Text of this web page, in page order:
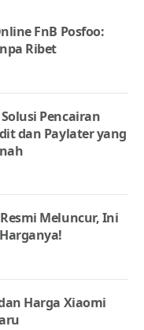
FnB Posfoo:
Ribet
Pencairan
dan Paylater yang
Meluncur, Ini
Harga Xiaomi